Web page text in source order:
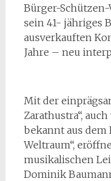
Bürger-
sein 41- jähriges
ausverkauften
Jahre – neu
Mit der
Zarathustra“,
bekannt aus dem
Weltraum“,
musikalischen
Dominik